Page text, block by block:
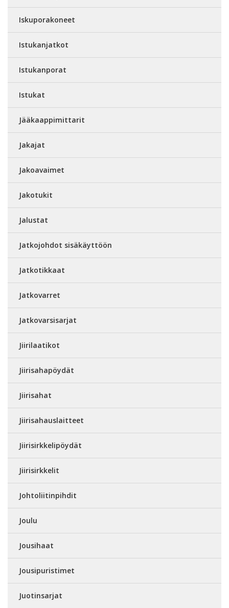
Iskuporakoneet
Istukanjatkot
Istukanporat
Istukat
Jääkaappimittarit
Jakajat
Jakoavaimet
Jakotukit
Jalustat
Jatkojohdot sisäkäyttöön
Jatkotikkaat
Jatkovarret
Jatkovarsisarjat
Jiirilaatikot
Jiirisahapöydät
Jiirisahat
Jiirisahauslaitteet
Jiirisirkkelipöydät
Jiirisirkkelit
Johtoliitinpihdit
Joulu
Jousihaat
Jousipuristimet
Juotinsarjat